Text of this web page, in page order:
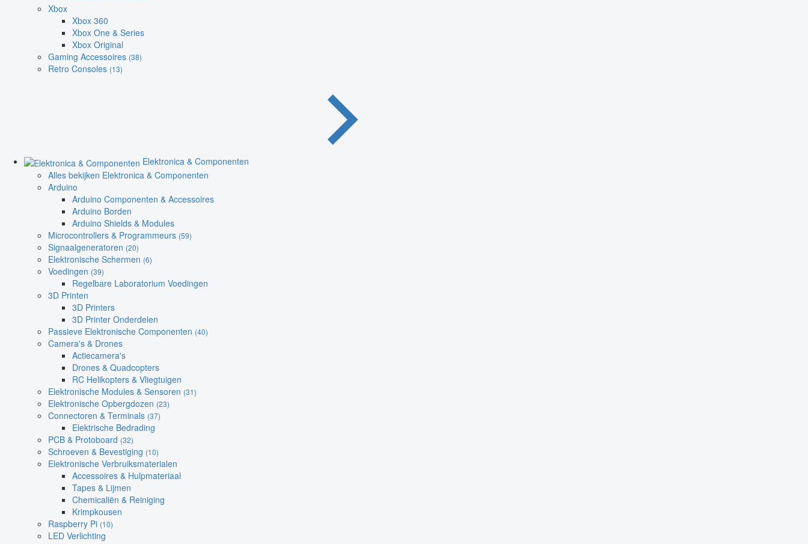
Xbox
Xbox 360
Xbox One & Series
Xbox Original
Gaming Accessoires (38)
Retro Consoles (13)
Elektronica & Componenten
Alles bekijken Elektronica & Componenten
Arduino
Arduino Componenten & Accessoires
Arduino Borden
Arduino Shields & Modules
Microcontrollers & Programmeurs (59)
Signaalgeneratoren (20)
Elektronische Schermen (6)
Voedingen (39)
Regelbare Laboratorium Voedingen
3D Printen
3D Printers
3D Printer Onderdelen
Passieve Elektronische Componenten (40)
Camera's & Drones
Actiecamera's
Drones & Quadcopters
RC Helikopters & Vliegtuigen
Elektronische Modules & Sensoren (31)
Elektronische Opbergdozen (23)
Connectoren & Terminals (37)
Elektrische Bedrading
PCB & Protoboard (32)
Schroeven & Bevestiging (10)
Elektronische Verbruiksmaterialen
Accessoires & Hulpmateriaal
Tapes & Lijmen
Chemicaliën & Reiniging
Krimpkousen
Raspberry Pi (10)
LED Verlichting